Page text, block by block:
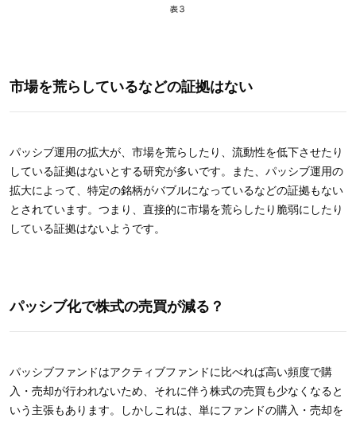
市場を荒らしているなどの証拠はない
パッシブ運用の拡大が、市場を荒らしたり、流動性を低下させたり
している証拠はないとする研究が多いです。また、パッシブ運用の
拡大によって、特定の銘柄がバブルになっているなどの証拠もない
とされています。つまり、直接的に市場を荒らしたり脆弱にしたり
している証拠はないようです。
パッシブ化で株式の売買が減る？
パッシブファンドはアクティブファンドに比べれば高い頻度で購
入・売却が行われないため、それに伴う株式の売買も少なくなると
いう主張もあります。しかしこれは、単にファンドの購入・売却を